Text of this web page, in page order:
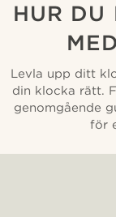
HUR DU
Levla upp ditt
din klocka rätt.
genomgående
för